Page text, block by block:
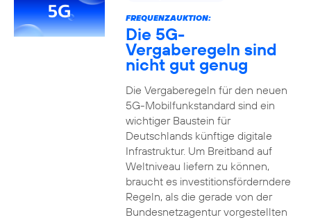
FREQUENZAUKTION:
Die 5G-
Vergaberegeln sind
nicht gut genug
Die Vergaberegeln für den neuen
5G-Mobilfunkstandard sind ein
wichtiger Baustein für
Deutschlands künftige digitale
Infrastruktur. Um Breitband auf
Weltniveau liefern zu können,
braucht es investitionsförderndere
Regeln, als die gerade von der
Bundesnetzagentur vorgestellten